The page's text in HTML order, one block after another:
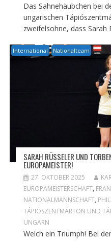
Das Sahnehäubchen bei
ungarischen
zweifelsohne, dass Sarah
International Nationalteam
SARAH RÜSSELER UND
EUROPAMEISTER!
27. OKTOBER 2025
EUROPAMEISTERSCHAFT,
NATIONALMANNSCHAFT,
TÁPIÓSZENTMÁRTON UND
UNGARN
Welch ein Triumph! Bei